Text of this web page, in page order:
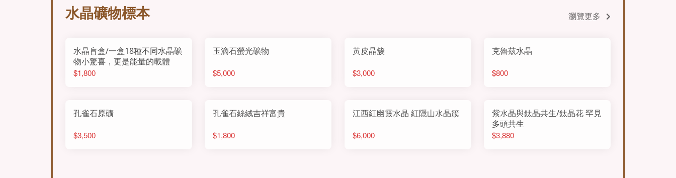
水晶礦物標本 瀏覽更多
水晶盲盒/一盒18種不同水晶礦
物小驚喜，更是能量的載體
$1,800
玉滴石螢光礦物
$5,000
黃皮晶簇
$3,000
克魯茲水晶
$800
孔雀石原礦
$3,500
孔雀石絲絨吉祥富貴
$1,800
江西紅幽靈水晶 紅隱山水晶簇
$6,000
紫水晶與鈦晶共生/鈦晶花 罕見
多頭共生
$3,880